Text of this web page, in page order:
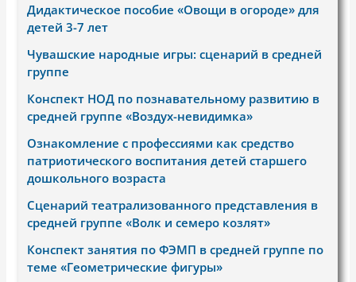
Дидактическое пособие «Овощи в огороде» для
детей 3-7 лет
Чувашские народные игры: сценарий в средней
группе
Конспект НОД по познавательному развитию в
средней группе «Воздух-невидимка»
Ознакомление с профессиями как средство
патриотического воспитания детей старшего
дошкольного возраста
Сценарий театрализованного представления в
средней группе «Волк и семеро козлят»
Конспект занятия по ФЭМП в средней группе по
теме «Геометрические фигуры»